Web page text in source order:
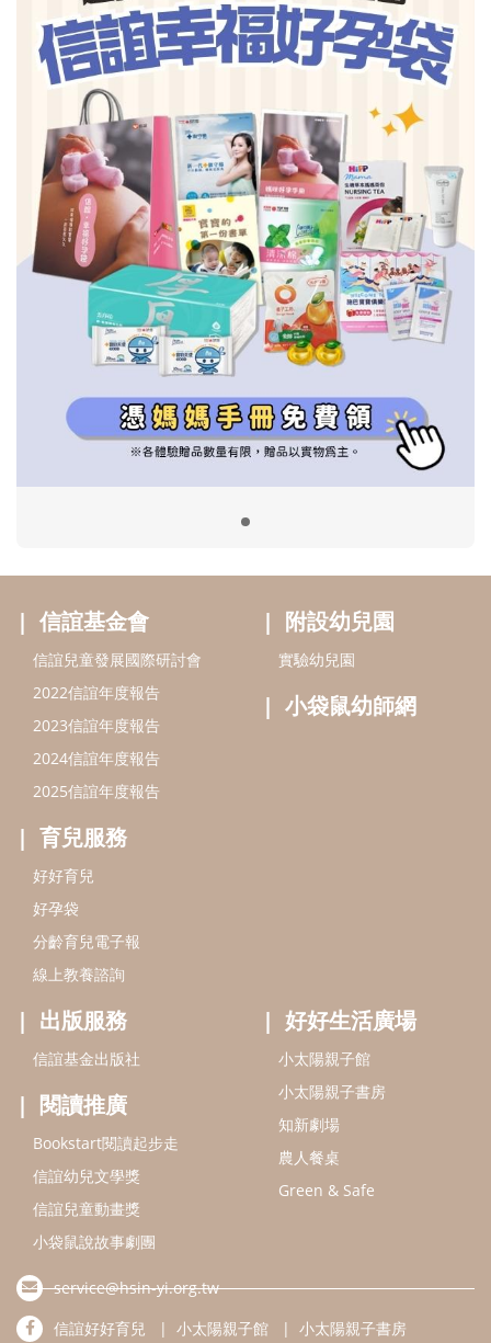
信誼基金會
2022信誼年度報告
2023信誼年度報告
2024信誼年度報告
好孕袋
分齡育兒電子報
線上教養諮詢
附設幼兒園
小袋鼠幼師網
出版服務
信誼基金出版社
閱讀推廣
Bookstart閱讀起步走
信誼幼兒文學獎
信誼兒童動畫獎
小袋鼠說故事劇團
service@hsin-yi.org.tw
信誼好好育兒
小太陽親子書房
(02)2396-5305轉2345 (週一～週五 9:00～18:00)
認識信誼 合作洽談 智慧財產權聲明
本網站建議使用IE9(含以上)或 Google Chrome 版本瀏覽器
信誼基金會/上誼文化實業股份有限公司 版權所有 ©